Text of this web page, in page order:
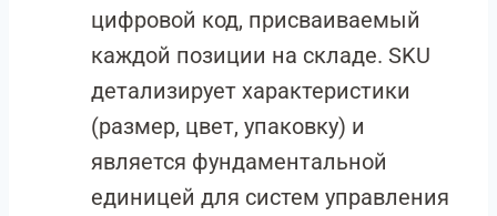
цифровой код, присваиваемый
каждой позиции на складе. SKU
детализирует характеристики
(размер, цвет, упаковку) и
является фундаментальной
единицей для систем управления